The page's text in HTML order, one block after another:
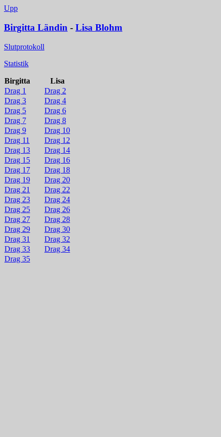
Upp
Birgitta Ländin - Lisa Blohm
Slutprotokoll
Statistik
Birgitta
Lisa
Drag 1
Drag 2
Drag 3
Drag 4
Drag 5
Drag 6
Drag 7
Drag 8
Drag 9
Drag 10
Drag 11
Drag 12
Drag 13
Drag 14
Drag 15
Drag 16
Drag 17
Drag 18
Drag 19
Drag 20
Drag 21
Drag 22
Drag 23
Drag 24
Drag 25
Drag 26
Drag 27
Drag 28
Drag 29
Drag 30
Drag 31
Drag 32
Drag 33
Drag 34
Drag 35